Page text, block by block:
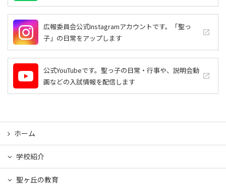
広報委員会公式Instagramアカウントです。「聖っ
子」の日常をアップします
launch
公式YouTubeです。聖っ子の日常・行事や、説明会動
画などの入試情報を配信します
launch
ホーム
学校紹介
聖ヶ丘の教育